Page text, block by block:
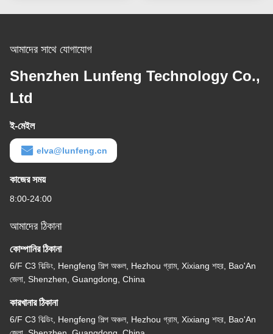
আমাদের সাথে যোগাযোগ
Shenzhen Lunfeng Technology Co.,
Ltd
ই-মেইল
elva@lunfeng.cn
কাজের সময়
8:00-24:00
আমাদের ঠিকানা
কোম্পানির ঠিকানা
6/F C3 বিল্ডিং, Hengfeng শিল্প অঞ্চল, Hezhou গ্রাম, Xixiang শহর, Bao'An
জেলা, Shenzhen, Guangdong, China
কারখানার ঠিকানা
6/F C3 বিল্ডিং, Hengfeng শিল্প অঞ্চল, Hezhou গ্রাম, Xixiang শহর, Bao'An